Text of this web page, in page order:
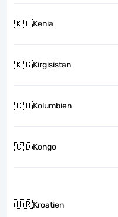
🇰🇪Kenia
🇰🇬Kirgisistan
🇨🇴Kolumbien
🇨🇩Kongo
🇭🇷Kroatien